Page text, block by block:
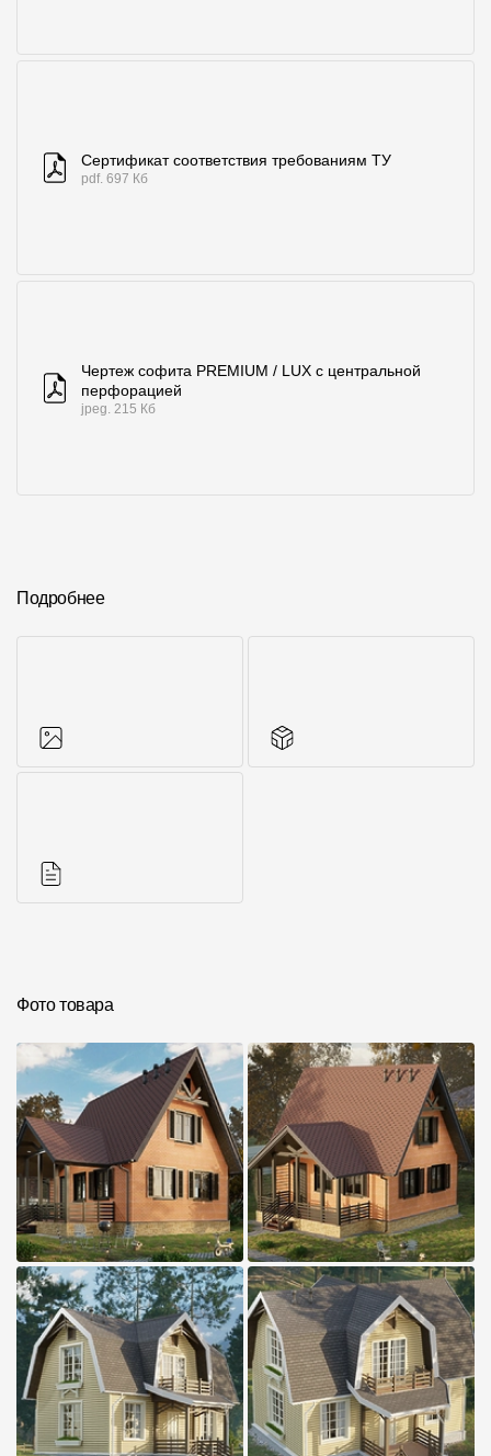
Сертификат соответствия требованиям ТУ
pdf. 697 Кб
Чертеж софита PREMIUM / LUX с центральной
перфорацией
jpeg. 215 Кб
Подробнее
Фото товара